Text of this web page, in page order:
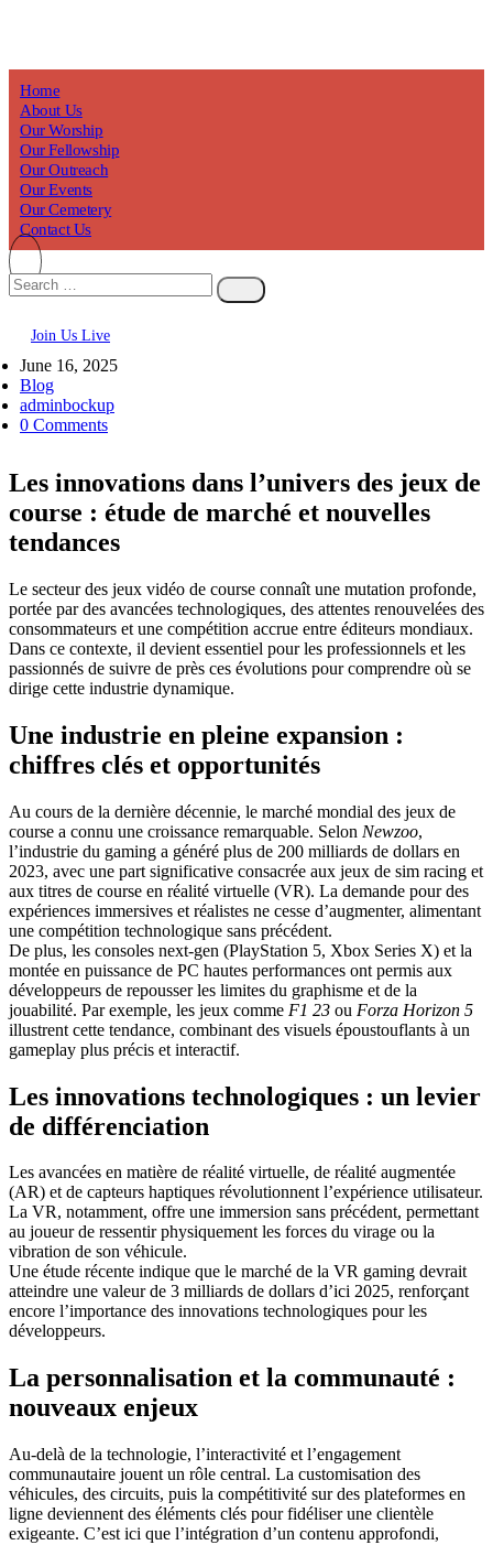
Home
About Us
Our Worship
Our Fellowship
Our Outreach
Our Events
Our Cemetery
Contact Us
Join Us Live
June 16, 2025
Blog
adminbockup
0 Comments
Les innovations dans l’univers des jeux de
course : étude de marché et nouvelles
tendances
Le secteur des jeux vidéo de course connaît une mutation profonde,
portée par des avancées technologiques, des attentes renouvelées des
consommateurs et une compétition accrue entre éditeurs mondiaux.
Dans ce contexte, il devient essentiel pour les professionnels et les
passionnés de suivre de près ces évolutions pour comprendre où se
dirige cette industrie dynamique.
Une industrie en pleine expansion :
chiffres clés et opportunités
Au cours de la dernière décennie, le marché mondial des jeux de
course a connu une croissance remarquable. Selon Newzoo,
l’industrie du gaming a généré plus de 200 milliards de dollars en
2023, avec une part significative consacrée aux jeux de sim racing et
aux titres de course en réalité virtuelle (VR). La demande pour des
expériences immersives et réalistes ne cesse d’augmenter, alimentant
une compétition technologique sans précédent.
De plus, les consoles next-gen (PlayStation 5, Xbox Series X) et la
montée en puissance de PC hautes performances ont permis aux
développeurs de repousser les limites du graphisme et de la
jouabilité. Par exemple, les jeux comme F1 23 ou Forza Horizon 5
illustrent cette tendance, combinant des visuels époustouflants à un
gameplay plus précis et interactif.
Les innovations technologiques : un levier
de différenciation
Les avancées en matière de réalité virtuelle, de réalité augmentée
(AR) et de capteurs haptiques révolutionnent l’expérience utilisateur.
La VR, notamment, offre une immersion sans précédent, permettant
au joueur de ressentir physiquement les forces du virage ou la
vibration de son véhicule.
Une étude récente indique que le marché de la VR gaming devrait
atteindre une valeur de 3 milliards de dollars d’ici 2025, renforçant
encore l’importance des innovations technologiques pour les
développeurs.
La personnalisation et la communauté :
nouveaux enjeux
Au-delà de la technologie, l’interactivité et l’engagement
communautaire jouent un rôle central. La customisation des
véhicules, des circuits, puis la compétitivité sur des plateformes en
ligne deviennent des éléments clés pour fidéliser une clientèle
exigeante. C’est ici que l’intégration d’un contenu approfondi,